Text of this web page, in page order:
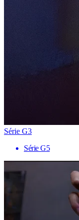
Série G3
Série G5